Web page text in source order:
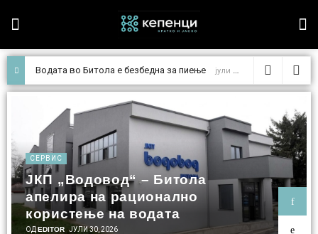
Отежнато административното работење на ЈКП „Водовод“ – Битола поради дефект на електричната мрежа
СЕРВИС
Водата во Битола е безбедна за
пиење
ОД EDITOR ЈУЛИ 24, 2026